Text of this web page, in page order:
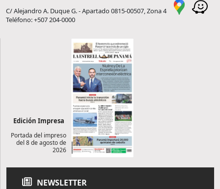
C/ Alejandro A. Duque G. - Apartado 0815-00507, Zona 4
Teléfono: +507 204-0000
Edición Impresa
Portada del impreso
del 8 de agosto de
2026
NEWSLETTER